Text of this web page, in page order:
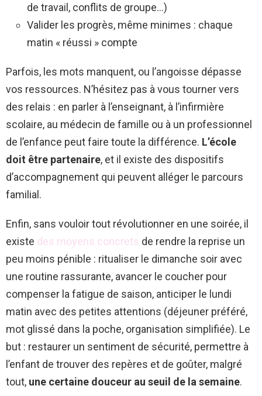
de travail, conflits de groupe…)
Valider les progrès, même minimes : chaque
matin « réussi » compte
Parfois, les mots manquent, ou l’angoisse dépasse
vos ressources. N’hésitez pas à vous tourner vers
des relais : en parler à l’enseignant, à l’infirmière
scolaire, au médecin de famille ou à un professionnel
de l’enfance peut faire toute la différence. L’école
doit être partenaire, et il existe des dispositifs
d’accompagnement qui peuvent alléger le parcours
familial.
Enfin, sans vouloir tout révolutionner en une soirée, il
existe des moyens concrets de rendre la reprise un
peu moins pénible : ritualiser le dimanche soir avec
une routine rassurante, avancer le coucher pour
compenser la fatigue de saison, anticiper le lundi
matin avec des petites attentions (déjeuner préféré,
mot glissé dans la poche, organisation simplifiée). Le
but : restaurer un sentiment de sécurité, permettre à
l’enfant de trouver des repères et de goûter, malgré
tout, une certaine douceur au seuil de la semaine.